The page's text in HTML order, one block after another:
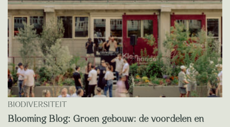
BIODIVERSITEIT
Blooming Blog: Groen gebouw: de voordelen en